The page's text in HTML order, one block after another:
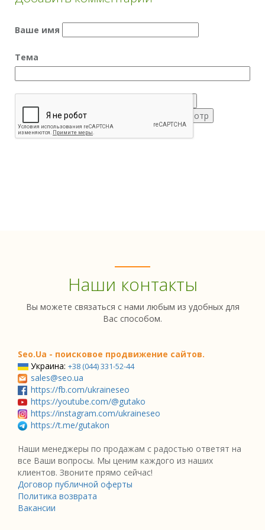
Ваше имя
Тема
Наши контакты
Вы можете связаться с нами любым из удобных для
Вас способом.
Seo.Ua - поисковое продвижение сайтов.
Украина: +38 (044) 331-52-44
sales@seo.ua
https://fb.com/ukraineseo
https://youtube.com/@gutako
https://instagram.com/ukraineseo
https://t.me/gutakon
Наши менеджеры по продажам с радостью ответят на
все Ваши вопросы. Мы ценим каждого из наших
клиентов. Звоните прямо сейчас!
Договор публичной оферты
Политика возврата
Вакансии